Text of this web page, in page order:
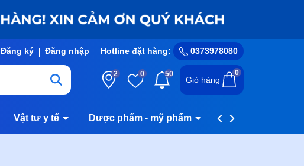
Đăng ký Đăng nhập Hotline đặt hàng: 0373978080
2 0 50
Giỏ hàng
0
Vật tư y tế Dược phẩm - mỹ phẩm Hệ thống cửa